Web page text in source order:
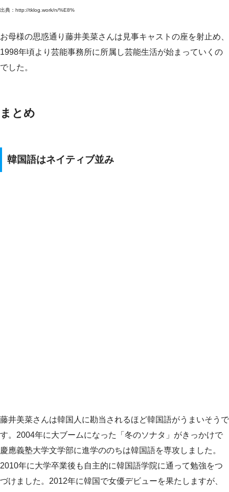
出典：http://tklog.work/n/%E8%
お母様の思惑通り藤井美菜さんは見事キャストの座を射止め、
1998年頃より芸能事務所に所属し芸能生活が始まっていくの
でした。
まとめ
韓国語はネイティブ並み
藤井美菜さんは韓国人に勘当されるほど韓国語がうまいそうで
す。2004年に大ブームになった「冬のソナタ」がきっかけで
慶應義塾大学文学部に進学ののちは韓国語を専攻しました。
2010年に大学卒業後も自主的に韓国語学院に通って勉強をつ
づけました。2012年に韓国で女優デビューを果たしますが、